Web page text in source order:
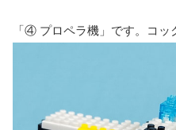
「④ プロペラ機」です。コッ